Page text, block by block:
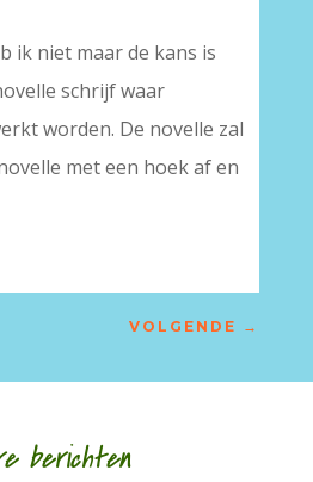
ik niet maar de kans is
schrijf waar
worden. De novelle zal
met een hoek af en
VOLGENDE →